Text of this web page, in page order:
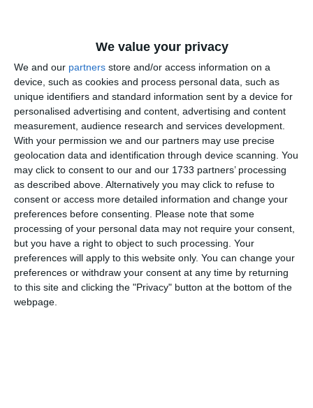
We value your privacy
We and our partners store and/or access information on a
device, such as cookies and process personal data, such as
unique identifiers and standard information sent by a device for
personalised advertising and content, advertising and content
measurement, audience research and services development.
With your permission we and our partners may use precise
geolocation data and identification through device scanning. You
may click to consent to our and our 1733 partners’ processing
as described above. Alternatively you may click to refuse to
consent or access more detailed information and change your
preferences before consenting.
Please note that some
processing of your personal data may not require your consent,
but you have a right to object to such processing. Your
preferences will apply to this website only. You can change your
preferences or withdraw your consent at any time by returning
to this site and clicking the "Privacy" button at the bottom of the
webpage.
fost despre elemente ale unui protocol care să
funcţioneze în situaţii ca aceasta", a afirmat şeful
statului român.
Anterior, acesta confirmase că drona care a explodat în
Portul Constanţa este ucraineană, însă a subliniat că
responsabilitatea pentru această situaţie revine Federaţiei
Ruse.
"În primul rând, e cert acum, am avut o dronă
ucraineană, parte dintr-un set de patru drone
ucrainene care au pierdut controlul, încărcate cu
explozibil, însă, trebuie să spunem foarte clar, Ucraina
este ţara agresată. Pentru orice fel de evenimente care